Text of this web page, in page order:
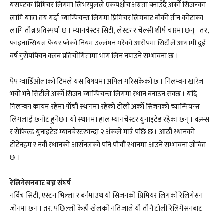
यसपटक प्रिमियर लिगमा लिभरपुलले एकपक्षीय अग्रता बनाउँदै अर्काे सिजनका
लागि यात्रा तय गर्दा च्याम्पियन्स लिगमा प्रिमियर लिगबाट बाँकी तीन कोटाका
लागि तीब्र प्रतिस्पर्धा छ । म्यानचेस्टर सिटी, लेस्टर र चेल्सी शीर्ष चारमा छन् । तर,
फाइनान्सियल फेयर प्लेको नियम उल्लंघन गरेको आरोपमा सिटीले आगामी दुई
वर्ष युरोपपियन क्लब प्रतियोगितामा भाग लिन नपाउने सम्भावना छ ।
पेप ग्वार्डिओलाको टिमले यस विषयमा अपिल गरिसकेको छ । निलम्बन खारेज
भयो भने सिटीले अर्को सिजन च्याम्पियन्स लिगमा स्थान बनाउन सक्छ । यदि
निलम्बन कायम रहेमा पाँचौं स्थानमा रहेको टोली अर्को सिजनको च्याम्पियन्स
लिगलाई छनोट हुनेछ । यो स्थानमा हाल म्यानचेस्टर युनाइटेड रहेका छन् । वल्भ्स
र सेफिल्ड युनाइटेड म्यानचेस्टरभन्दा २ अंकले मात्रै पछि छ । आठौं स्थानको
टोटेनहम र नवौं स्थानको आर्सनलको पनि पाँचौं स्थानमा आउने सम्भावना जीवित
छ ।
रेलिगेसनबाट बच्न संघर्ष
नर्विच सिटी, एस्टन भिल्ला र बर्नमाउथ यो सिजनको प्रिमियर लिगको रेलिगेसन
जोनमा छन् । तर, पछिल्लो केही खेलको नतिजाले यी तीनै टोली रेलिगेसनबाट